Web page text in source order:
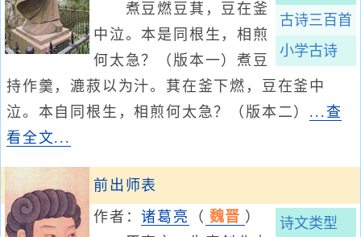
古诗三百首
小学古诗
煮豆燃豆萁，豆在釜
中泣。本是同根生，相煎
何太急？（版本一）煮豆
持作羹，漉菽以为汁。萁在釜下燃，豆在釜中
泣。本自同根生，相煎何太急？（版本二） ...查
看全文...
前出师表
诗文类型
作者：诸葛亮 （ 魏晋 ）